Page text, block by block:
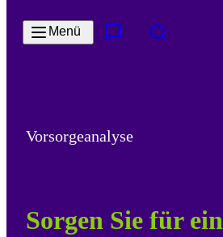
Menü
Vorsorgeanalyse
Sorgen Sie für